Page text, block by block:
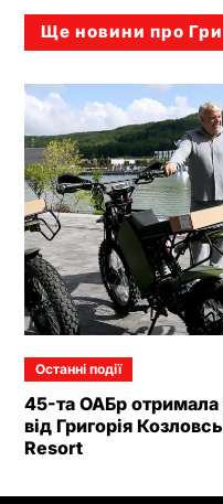
Ще новини про
Останні події
45-та ОАБр отримала
від Григорія
Resort